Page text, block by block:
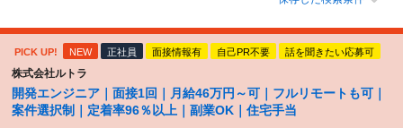
PICK UP! NEW 正社員 面接情報有 自己PR不要 話を聞きたい応募可
株式会社ルトラ
開発エンジニア｜面接1回｜月給46万円～可｜フルリモートも可｜
案件選択制｜定着率96％以上｜副業OK｜住宅手当